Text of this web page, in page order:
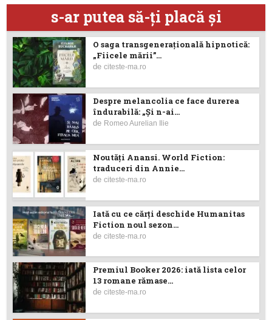
s-ar putea să-ţi placă şi
O saga transgenerațională hipnotică:
„Fiicele mării”...
deciteste-ma.ro
Despre melancolia ce face durerea
îndurabilă: „Și n-ai...
de Romeo Aurelian Ilie
Noutăţi Anansi. World Fiction:
traduceri din Annie...
deciteste-ma.ro
Iată cu ce cărţi deschide Humanitas
Fiction noul sezon...
deciteste-ma.ro
Premiul Booker 2026: iată lista celor
13 romane rămase...
deciteste-ma.ro